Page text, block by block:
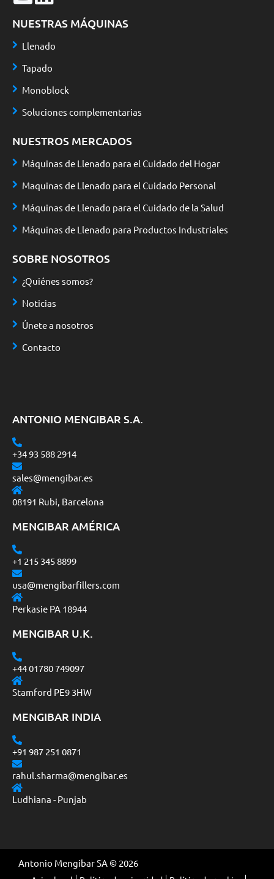
ANTONIO MENGIBAR S.A.
+34 93 588 2914
sales@mengibar.es
08191 Rubi, Barcelona
MENGIBAR AMÉRICA
+1 215 345 8899
usa@mengibarfillers.com
Perkasie PA 18944
MENGIBAR U.K.
+44 01780 749097
Stamford PE9 3HW
MENGIBAR INDIA
+91 987 251 0871
rahul.sharma@mengibar.es
Ludhiana - Punjab
NUESTRAS MÁQUINAS
Llenado
Tapado
Monoblock
Soluciones complementarias
NUESTROS MERCADOS
Máquinas de Llenado para el Cuidado del Hogar
Maquinas de Llenado para el Cuidado Personal
Máquinas de Llenado para el Cuidado de la Salud
Máquinas de Llenado para Productos Industriales
SOBRE NOSOTROS
¿Quiénes somos?
Noticias
Únete a nosotros
Contacto
Antonio Mengibar SA © 2026